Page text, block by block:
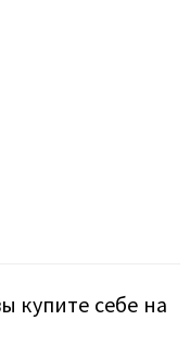
купите себе на